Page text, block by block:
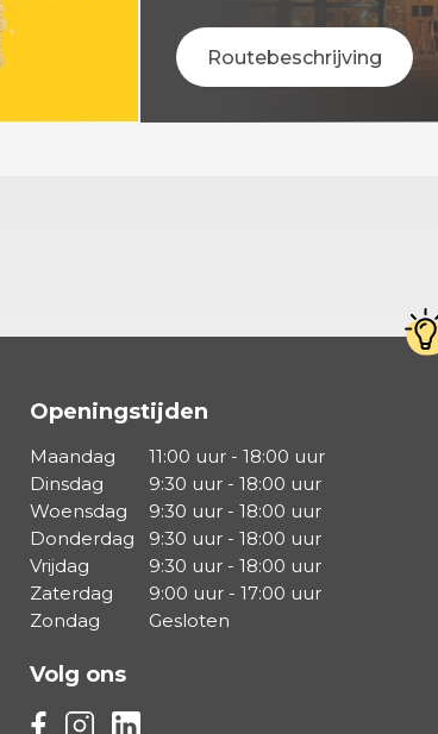
Routebeschrijving
Openingstijden
Maandag
11:00 uur - 18:00 uur
Dinsdag
9:30 uur - 18:00 uur
Woensdag
9:30 uur - 18:00 uur
Donderdag
9:30 uur - 18:00 uur
Vrijdag
9:30 uur - 18:00 uur
Zaterdag
9:00 uur - 17:00 uur
Zondag
Gesloten
Volg ons
Volg ons via Facebook
Volg ons via Instagram
Volg ons via Linkedin